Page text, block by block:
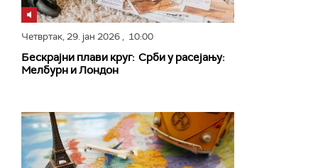
Четвртак,29. јан 2026, 10:00
Бескрајни плави круг: Срби у расејању:
Мелбурн и Лондон